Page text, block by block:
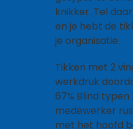
knikker. Tel
en je hebt de
je organisatie.
Tikken met 2
werkdruk
67% Blind
medewerker
met het hoofd